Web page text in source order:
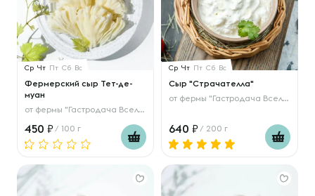
Ср Чт Пт Сб Вс
Фермерский сыр Тет-де-
муан
от фермы "Гастродача Вселуг"
450 / 100 г
Ср Чт Пт Сб Вс
Сыр "Страчателла"
от фермы "Гастродача Вселуг"
640 / 200 г